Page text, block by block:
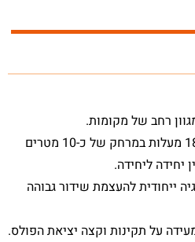
רחב של מקומות.
• טווח שידור רחב של כ-180 מעלות במרחק של כ-10 מטרים
ייחודית להעצמת שידור גבוהה
על תקינות וקצה יציאת הפולס.